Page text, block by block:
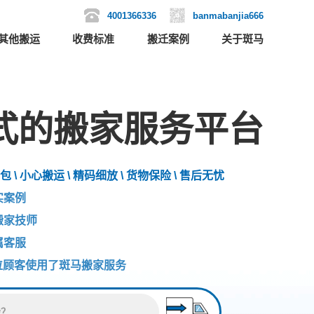
4001366336 banmabanjia666
他搬运 收费标准 搬迁案例 关于斑马
的搬家服务平台
\ 小心搬运 \ 精码细放 \ 货物保险 \ 售后无忧
案例
家技师
客服
顾客使用了斑马搬家服务